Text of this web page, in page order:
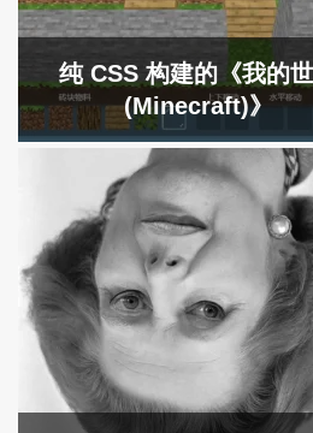
纯 CSS 构建的《我的
(Minecraft)》